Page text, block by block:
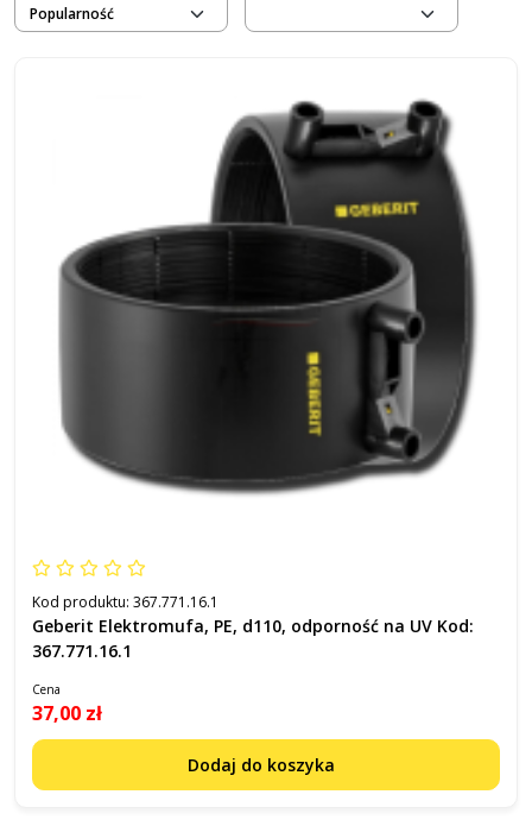
Kod produktu: 367.771.16.1
Geberit Elektromufa, PE, d110, odporność na UV Kod:
367.771.16.1
Cena
37,00 zł
Dodaj do koszyka